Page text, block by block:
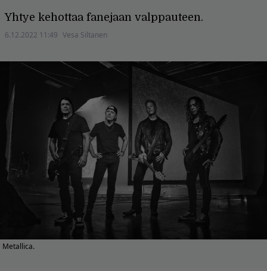
Yhtye kehottaa fanejaan valppauteen.
6.12.2022 11:49 Vesa Siltanen
Metallica.